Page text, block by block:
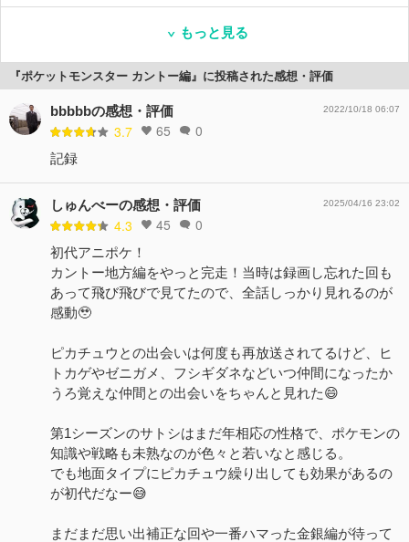
もっと見る
『ポケットモンスター カントー編』に投稿された感想・評価
bbbbbの感想・評価
3.7 65 0
2022/10/18 06:07
記録
しゅんべーの感想・評価
4.3 45 0
2025/04/16 23:02
初代アニポケ！
カントー地方編をやっと完走！当時は録画し忘れた回も
あって飛び飛びで見てたので、全話しっかり見れるのが
感動🥹
ピカチュウとの出会いは何度も再放送されてるけど、ヒ
トカゲやゼニガメ、フシギダネなどいつ仲間になったか
うろ覚えな仲間との出会いをちゃんと見れた😄
第1シーズンのサトシはまだ年相応の性格で、ポケモンの
知識や戦略も未熟なのが色々と若いなと感じる。
でも地面タイプにピカチュウ繰り出しても効果があるの
が初代だなー😅
まだまだ思い出補正な回や一番ハマった金銀編が待って